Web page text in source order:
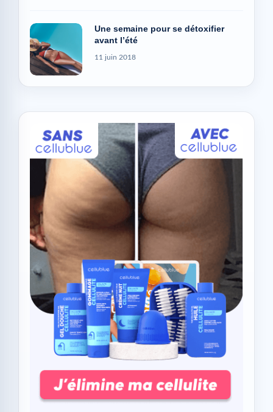
Une semaine pour se détoxifier
avant l’été
11 juin 2018